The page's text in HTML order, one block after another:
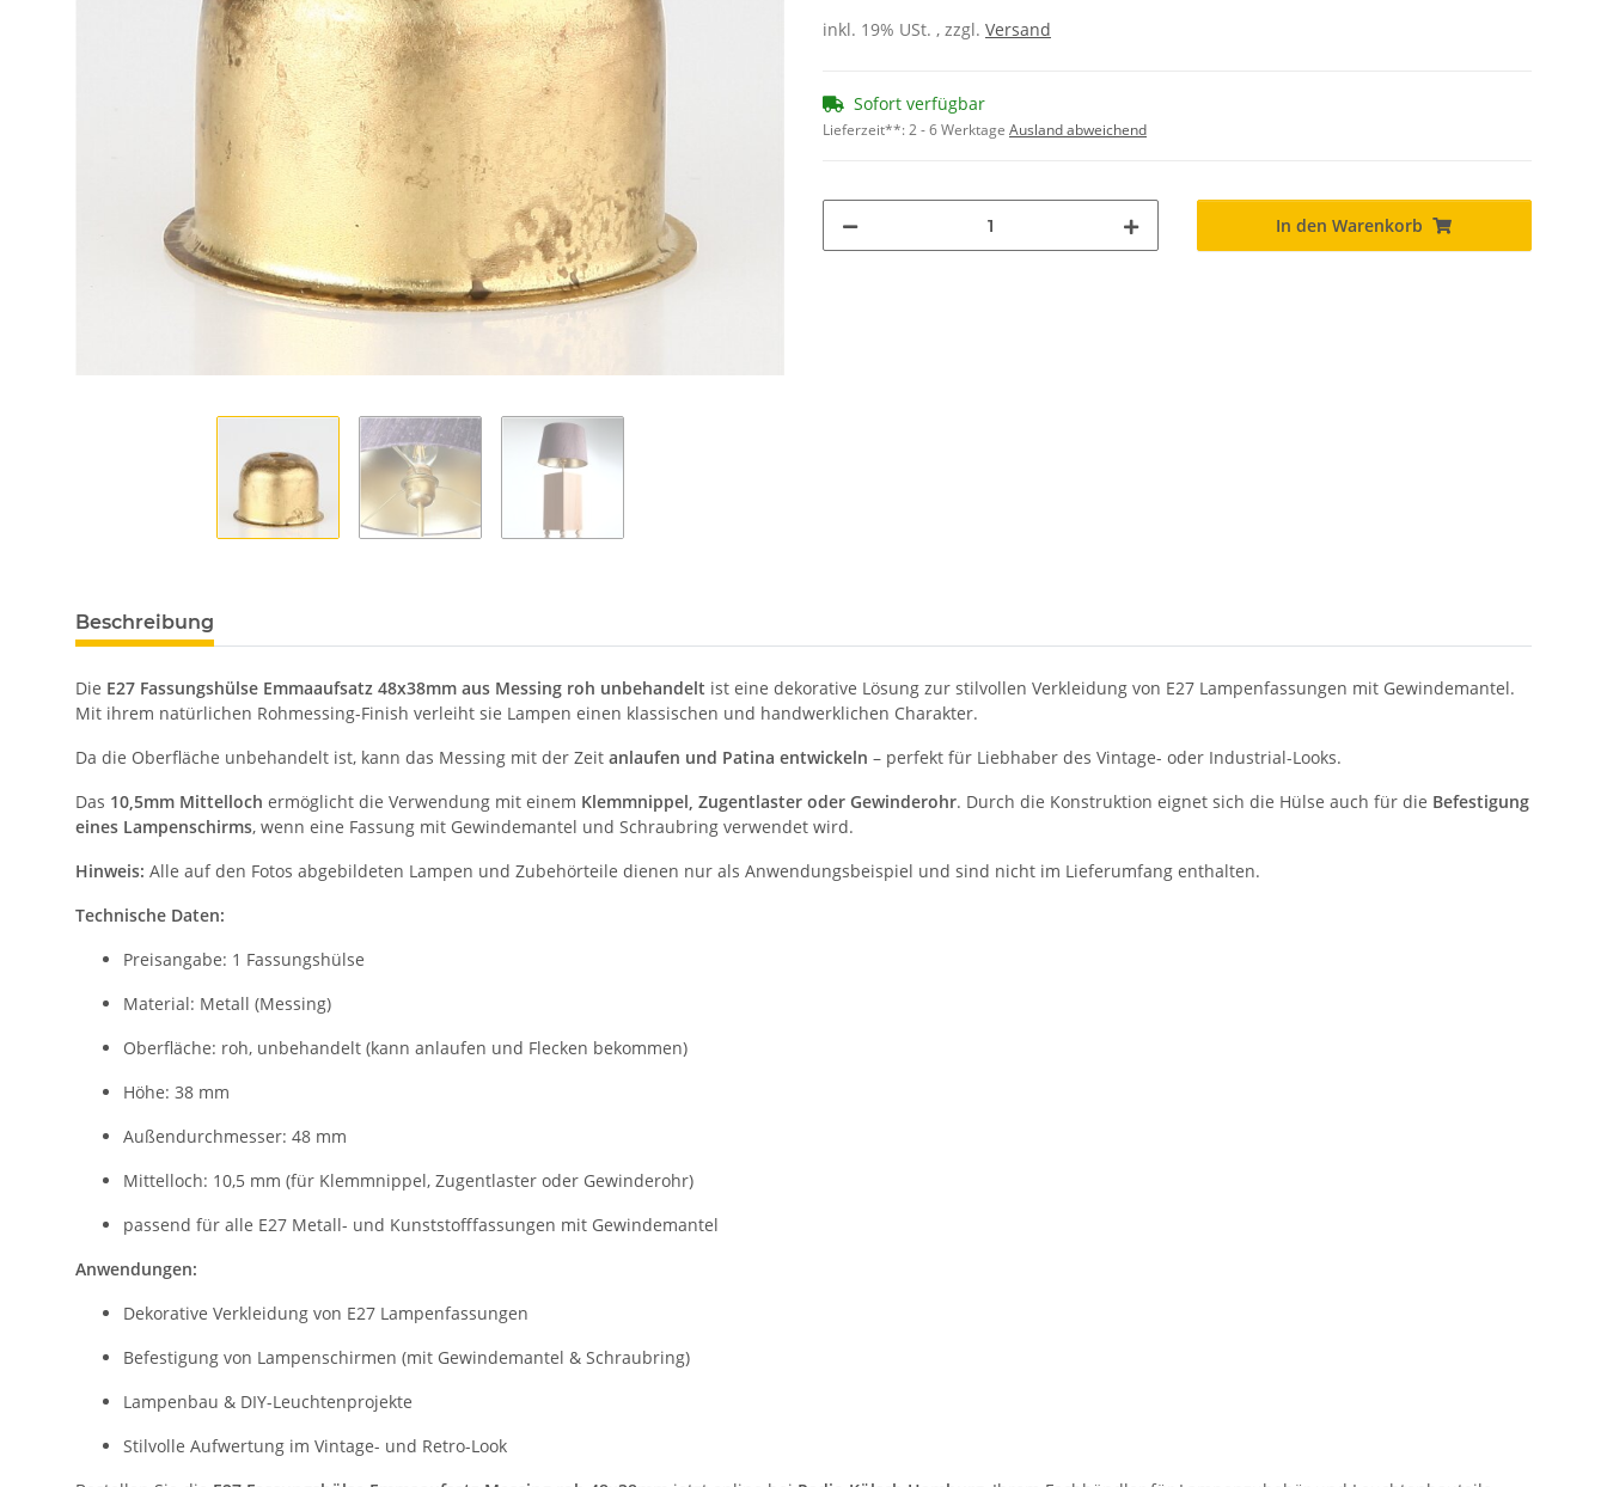
inkl. 19% USt. , zzgl. Versand
Sofort verfügbar
Lieferzeit**:2 - 6 Werktage Ausland abweichend
In den Warenkorb
Beschreibung
Die E27 Fassungshülse Emmaaufsatz 48x38mm aus Messing roh unbehandelt ist eine dekorative Lösung zur stilvollen Verkleidung von E27 Lampenfassungen mit Gewindemantel.
Mit ihrem natürlichen Rohmessing-Finish verleiht sie Lampen einen klassischen und handwerklichen Charakter.
Da die Oberfläche unbehandelt ist, kann das Messing mit der Zeit anlaufen und Patina entwickeln – perfekt für Liebhaber des Vintage- oder Industrial-Looks.
Das 10,5mm Mittelloch ermöglicht die Verwendung mit einem Klemmnippel, Zugentlaster oder Gewinderohr. Durch die Konstruktion eignet sich die Hülse auch für die Befestigung
eines Lampenschirms, wenn eine Fassung mit Gewindemantel und Schraubring verwendet wird.
Hinweis: Alle auf den Fotos abgebildeten Lampen und Zubehörteile dienen nur als Anwendungsbeispiel und sind nicht im Lieferumfang enthalten.
Technische Daten:
Preisangabe: 1 Fassungshülse
Material: Metall (Messing)
Oberfläche: roh, unbehandelt (kann anlaufen und Flecken bekommen)
Höhe: 38 mm
Außendurchmesser: 48 mm
Mittelloch: 10,5 mm (für Klemmnippel, Zugentlaster oder Gewinderohr)
passend für alle E27 Metall- und Kunststofffassungen mit Gewindemantel
Anwendungen:
Dekorative Verkleidung von E27 Lampenfassungen
Befestigung von Lampenschirmen (mit Gewindemantel & Schraubring)
Lampenbau & DIY-Leuchtenprojekte
Stilvolle Aufwertung im Vintage- und Retro-Look